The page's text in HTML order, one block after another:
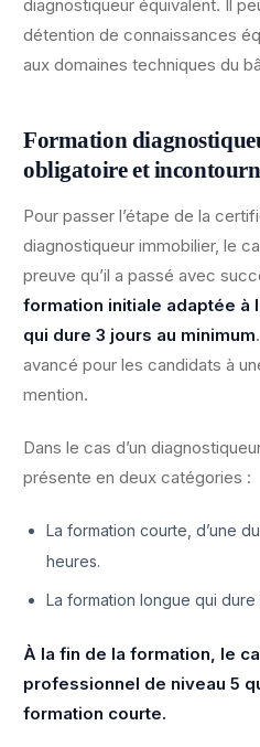
diagnostiqueur équivalent. Il
détention de connaissances
aux domaines techniques du
Formation
obligatoire et
Pour passer l’étape de la
diagnostiqueur immobilier, le
preuve qu’il a passé avec
formation initiale adaptée à
qui dure 3 jours au minimum
avancé pour les candidats à
mention.
Dans le cas d’un
présente en deux catégories :
La formation courte, d’une
heures.
La formation longue qui dure
À la fin de la formation, le
professionnel de niveau 5
formation courte.